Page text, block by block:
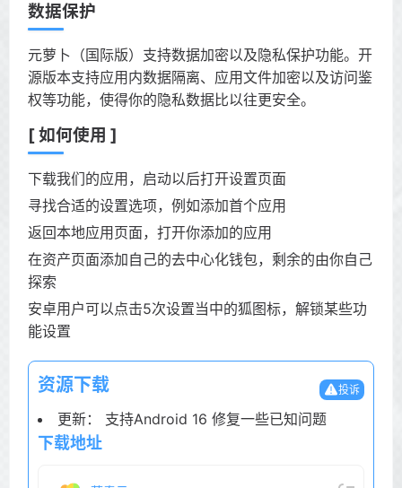
数据保护
元萝卜（国际版）支持数据加密以及隐私保护功能。开
源版本支持应用内数据隔离、应用文件加密以及访问鉴
权等功能，使得你的隐私数据比以往更安全。
[ 如何使用 ]
下载我们的应用，启动以后打开设置页面
寻找合适的设置选项，例如添加首个应用
返回本地应用页面，打开你添加的应用
在资产页面添加自己的去中心化钱包，剩余的由你自己
探索
安卓用户可以点击5次设置当中的狐图标，解锁某些功
能设置
资源下载 投诉
更新： 支持Android 16 修复一些已知问题
下载地址